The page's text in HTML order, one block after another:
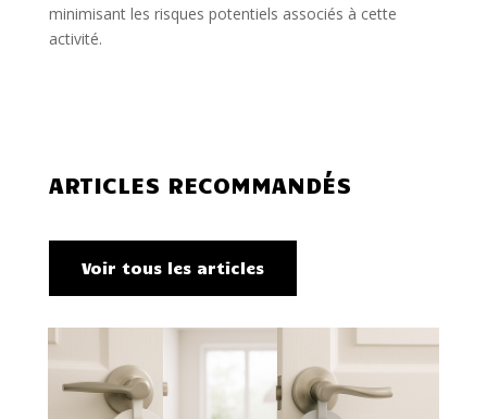
minimisant les risques potentiels associés à cette
activité.
ARTICLES RECOMMANDÉS
Voir tous les articles